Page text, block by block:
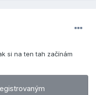
si na ten tah začínám